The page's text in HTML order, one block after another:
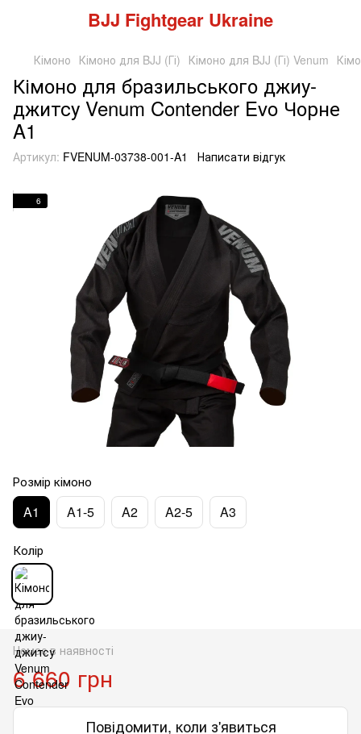
BJJ Fightgear Ukraine
Кімоно Кімоно для BJJ (Гі) Кімоно для BJJ (Гі) Venum
Кімоно для бразильського джиу-
джитсу Venum Contender Evo Чорне
A1
Артикул: FVENUM-03738-001-A1 Написати відгук
6
Розмір кімоно
A1 A1-5 A2 A2-5 A3
Колір
Немає в наявності
6 660 грн
Повідомити, коли з'явиться